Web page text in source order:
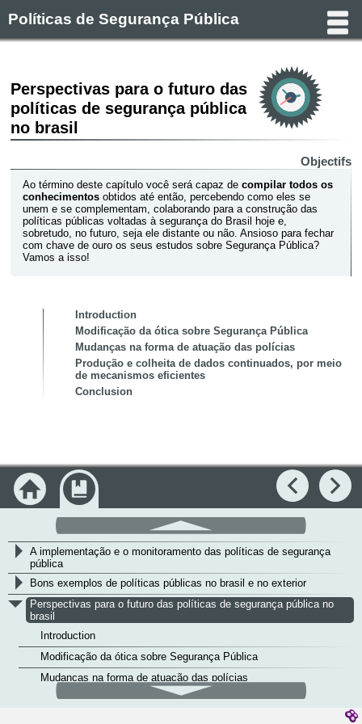
Políticas de Segurança Pública
Perspectivas para o futuro das
políticas de segurança pública
no brasil
Objectifs
Ao término deste capítulo você será capaz decompilar todos os
conhecimentos obtidos até então, percebendo como eles se
unem e se complementam, colaborando para a construção das
políticas públicas voltadas à segurança do Brasil hoje e,
sobretudo, no futuro, seja ele distante ou não. Ansioso para fechar
com chave de ouro os seus estudos sobre Segurança Pública?
Vamos a isso!
Introduction
Modificação da ótica sobre Segurança Pública
Mudanças na forma de atuação das polícias
Produção e colheita de dados continuados, por meio
de mecanismos eficientes
Conclusion
Précédent
A identificação do problema, a formulação da agenda e o
planejamento da política pública adequada
A implementação e o monitoramento das políticas de segurança
pública
Bons exemplos de políticas públicas no brasil e no exterior
v Perspectivas para o futuro das políticas de segurança pública no
brasil
Introduction
Modificação da ótica sobre Segurança Pública
Mudanças na forma de atuação das polícias
Produção e colheita de dados continuados, por meio de
Accueil Module